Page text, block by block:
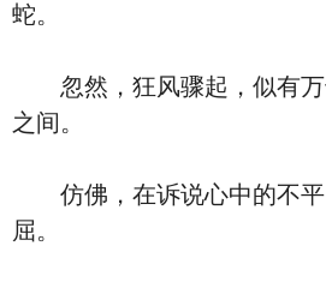
蛇。
忽然，狂风骤起，似有万
之间。
仿佛，在诉说心中的不平
屈。